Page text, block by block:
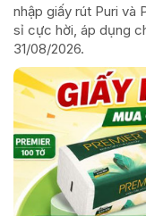
nhập giấy rút Puri và
sỉ cực hời, áp dụng
31/08/2026.